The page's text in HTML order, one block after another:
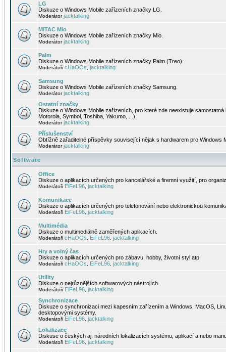
LG
Diskuze o Windows Mobile zařízeních značky LG.
Moderátorjacktalking
MiTAC Mio
Diskuze o Windows Mobile zařízeních značky Mio.
Moderátorjacktalking
Palm
Diskuze o Windows Mobile zařízeních značky Palm (Treo).
Moderátoři cHaOOs jacktalking
Samsung
Diskuze o Windows Mobile zařízeních značky Samsung.
Moderátorjacktalking
Ostatní značky
Diskuze o Windows Mobile zařízeních, pro které zde neexistuje
Motorola, Symbol, Toshiba, Yakumo, ...).
Moderátorjacktalking
Příslušenství
Obtížně zařaditelné příspěvky související nějak s hardwarem pro Windows
Moderátorjacktalking
Software
Office
Diskuze o aplikacích určených pro kancelářské a firemní využití, pro
Moderátoři EiFeL96 jacktalking
Komunikace
Diskuze o aplikacích určených pro telefonování nebo elektronickou
Moderátoři EiFeL96 jacktalking
Multimédia
Diskuze o multimediálně zaměřených aplikacích.
Moderátoři cHaOOs EiFeL96 jacktalking
Hry a volný čas
Diskuze o aplikacích určených pro zábavu, hobby, životní styl atp.
Moderátoři cHaOOs EiFeL96 jacktalking
Utility
Diskuze o nejrůznějších softwarových nástrojích.
Moderátoři EiFeL96 jacktalking
Synchronizace
Diskuze o synchronizaci mezi kapesním zařízením a Windows, MacOS,
desktopovými systémy.
Moderátoři EiFeL96 jacktalking
Lokalizace
Diskuse o českých aj. národních lokalizacích systému, aplikací a nebo
Moderátoři EiFeL96 jacktalking